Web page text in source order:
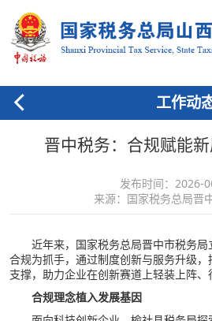
工作动
晋中税务：合规赋能
发布时间：2026-
来源：国家税务总局晋
近年来，国家税务总局晋中市税务
合规为抓手，通过制度创新与服务升级
支撑，助力企业在创新赛道上轻装上阵、
合规理念植入发展基因